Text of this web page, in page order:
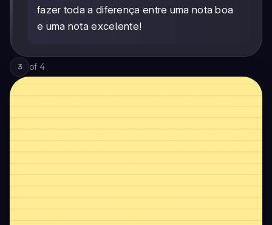
fazer toda a diferença entre uma nota boa
e uma nota excelente!
3 of 4